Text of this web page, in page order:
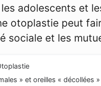
adolescents et
otoplastie peut
sociale et les
» et oreilles « décollées »